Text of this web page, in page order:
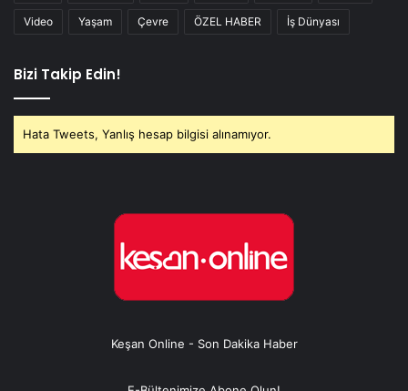
Video Yaşam Çevre ÖZEL HABER İş Dünyası
Bizi Takip Edin!
Hata Tweets, Yanlış hesap bilgisi alınamıyor.
Keşan Online - Son Dakika Haber